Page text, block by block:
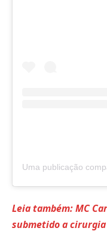
Leia também: MC
submetido a cirurgia